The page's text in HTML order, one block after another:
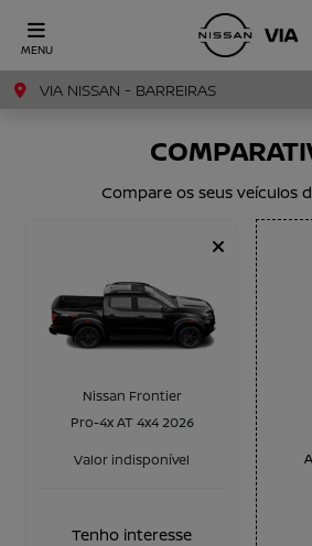
MENU
VIA NISSAN - BARREIRAS
Compare os seus veículos
Nissan Frontier
Pro-4x AT 4x4 2026
Valor indisponível
Tenho interesse